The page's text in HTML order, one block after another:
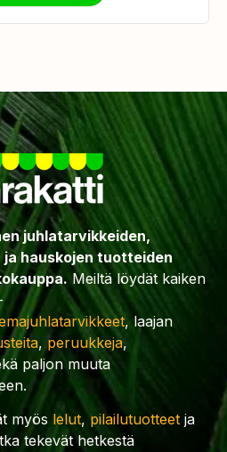
juhlatarvikkeiden,
hauskojen tuotteiden
Meiltä löydät kaiken
, laajan
, peruukkeja,
paljon muuta
myös lelut,pilailutuotteet ja
tekevät hetkestä